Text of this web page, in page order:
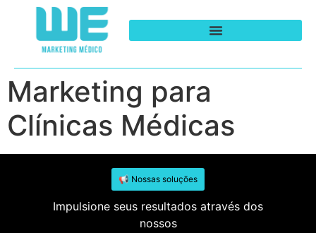
Marketing para
Clínicas Médicas
📢 Nossas soluções
Impulsione seus resultados através dos
nossos